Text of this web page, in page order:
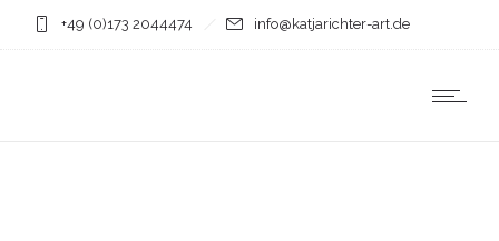
+49 (0)173 2044474 info@katjarichter-art.de